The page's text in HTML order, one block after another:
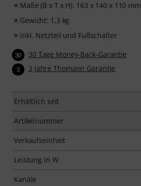
Maße (B x T x H): 163 x 140 x 110 mm
Gewicht: 1,3 kg
inkl. Netzteil und Fußschalter
30 30 Tage Money-Back-Garantie
3 3 Jahre Thomann Garantie
Erhältlich seit
Artikelnummer
Verkaufseinheit
Leistung in W
Kanäle